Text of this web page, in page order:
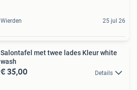
Wierden 25 jul 26
Salontafel met twee lades Kleur white
wash
€ 35,00 Details